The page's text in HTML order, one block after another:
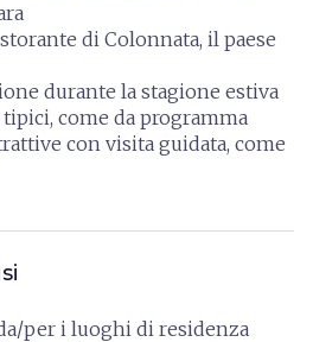
di Colonnata, il paese
durante la stagione estiva
come da programma
con visita guidata, come
per i luoghi di residenza